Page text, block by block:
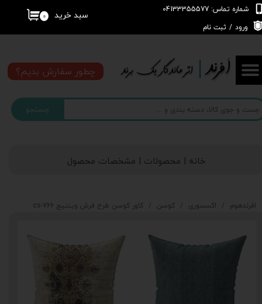
جستجو
شماره تماس: 04133355577
۰ سبد خرید
ورود / ثبت نام
حساب کاربری من
تغییر گذر واژه
سفارشات
خروج از حساب کاربری
چطور سفارش بدیم؟
خانه | محصولات | مشخصات محصول
افرندهوم اکسسوری کوسن کاور کوسن طرح فرش وینتیج cs-766